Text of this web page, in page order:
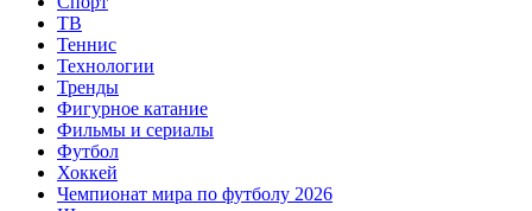
ТВ
Теннис
Технологии
Тренды
Фигурное катание
Фильмы и сериалы
Футбол
Хоккей
Чемпионат мира по футболу 2026